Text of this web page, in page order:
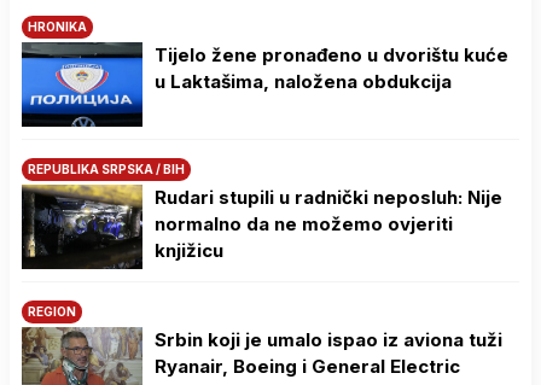
HRONIKA
Tijelo žene pronađeno u dvorištu kuće
u Laktašima, naložena obdukcija
REPUBLIKA SRPSKA / BIH
Rudari stupili u radnički neposluh: Nije
normalno da ne možemo ovjeriti
knjižicu
REGION
Srbin koji je umalo ispao iz aviona tuži
Ryanair, Boeing i General Electric